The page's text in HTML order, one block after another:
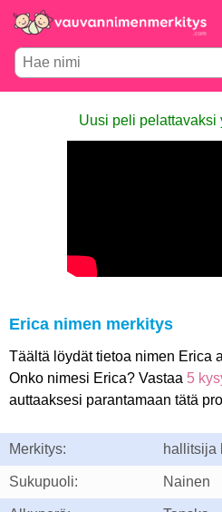
Uusi peli pelattavaksi
Erica nimen merkitys
Täältä löydät tietoa nimen Erica
Onko nimesi Erica? Vastaa 5
auttaaksesi parantamaan tätä
Merkitys: hallitsija
Sukupuoli: Nainen